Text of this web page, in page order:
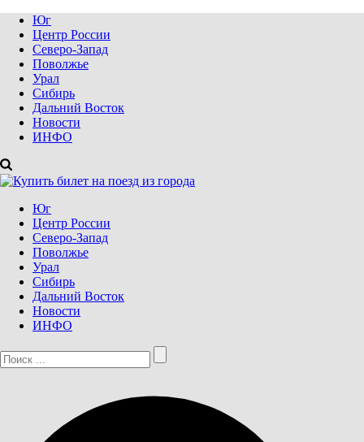
Юг
Центр России
Северо-Запад
Поволжье
Урал
Сибирь
Дальний Восток
Новости
ИНФО
Юг
Центр России
Северо-Запад
Поволжье
Урал
Сибирь
Дальний Восток
Новости
ИНФО